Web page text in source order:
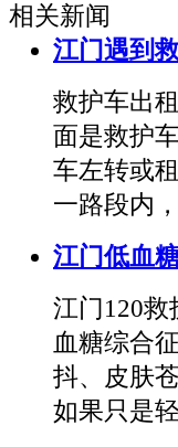
相关新闻
江门遇到
救护车出
面是救护
车左转或
一路段内
江门低血
江门120
血糖综合
抖、皮肤
如果只是